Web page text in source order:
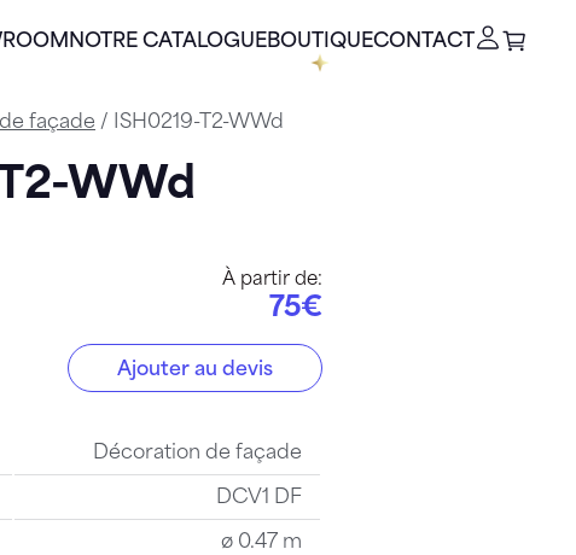
NOTRE CATALOGUEBOUTIQUECONTACT
façade / ISH0219-T2-WWd
WWd
À partir de:
75€
WWd
Ajouter au devis
Décoration de façade
DCV1 DF
ø 0.47 m